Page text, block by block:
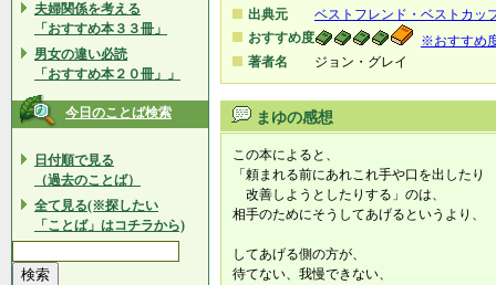
夫婦関係を考える
「おすすめ本３３冊」
男女の違い必読
「おすすめ本２０冊」」
今日のことば検索
日付順で見る
（過去のことば）
全て見る(※探したい
「ことば」はコチラから)
出典元
ベストフレンド・ベストカッ
おすすめ度
※おすすめ
著者名
ジョン・グレイ
まゆの感想
この本によると、
「頼まれる前にあれこれ手や口を出したり
改善しようとしたりする」のは、
相手のためにそうしてあげるというより、
してあげる側の方が、
待てない、我慢できない、